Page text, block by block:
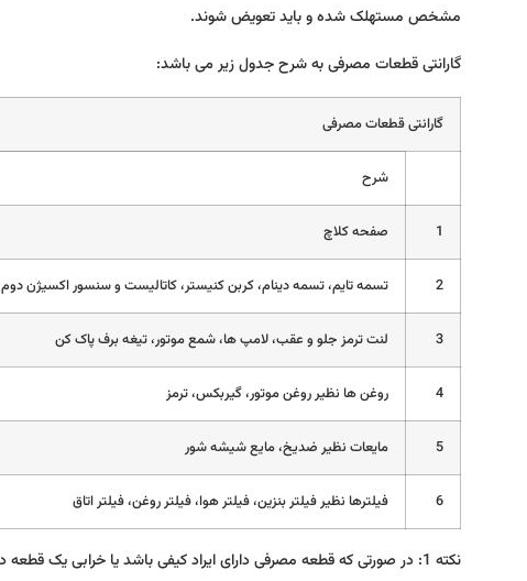
مشخص مستهلک شده و باید تعویض شوند.
گارانتی قطعات مصرفی به شرح جدول زیر می باشد:
گارانتی قطعات مصرفی
شرح
1 صفحه کلاچ
2 تسمه تایم، تسمه دینام، کربن کنیستر، کاتالیست و سنسور اکسیژن دوم
3 لنت ترمز جلو و عقب، لامپ ها، شمع موتور، تیغه برف پاک کن
4 روغن ها نظیر روغن موتور، گیربکس، ترمز
5 مایعات نظیر ضدیخ، مایع شیشه شور
6 فیلترها نظیر فیلتر بنزین، فیلتر هوا، فیلتر روغن، فیلتر اتاق
نکته 1: در صورتی که قطعه مصرفی دارای ایراد کیفی باشد یا خرابی یک قطعه دیگر باعث ایراد در قطعه مصرفی شود، قطعه مصرفی نیز مشمول گارانتی می گردد.